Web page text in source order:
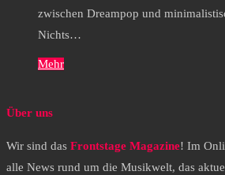
zwischen Dreampop und
Nichts…
Mehr
Über uns
Wir sind das Frontstage Magazine! Im
alle News rund um die Musikwelt, das